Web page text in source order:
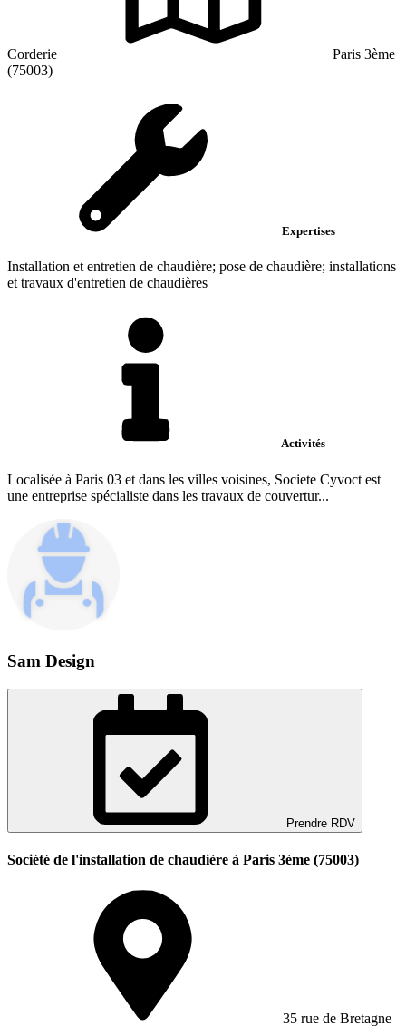
Corderie
Paris 3ème
(75003)
Expertises
Installation et entretien de chaudière; pose de chaudière; installations
et travaux d'entretien de chaudières
Activités
Localisée à Paris 03 et dans les villes voisines, Societe Cyvoct est
une entreprise spécialiste dans les travaux de couvertur...
Sam Design
Prendre RDV
Société de l'installation de chaudière à Paris 3ème (75003)
35 rue de Bretagne